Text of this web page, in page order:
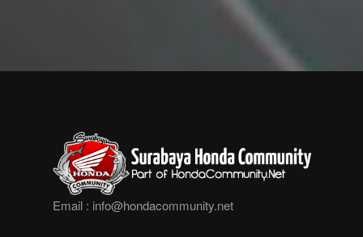
Email : info@hondacommunity.net